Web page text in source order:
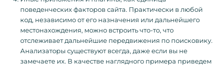
поведенческих факторов сайта. Практически в любой
код, независимо от его назначения или дальнейшего
местонахождения, можно встроить что-то, что
отслеживает дальнейшие передвижения по поисковику.
Анализаторы существуют всегда, даже если вы не
замечаете их. В качестве наглядного примера приведем